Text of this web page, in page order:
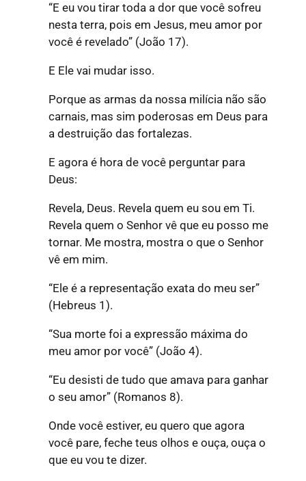
“E eu vou tirar toda a dor que você sofreu
nesta terra, pois em Jesus, meu amor por
você é revelado”(João 17).
E Ele vai mudar isso.
Porque as armas da nossa milícia não são
carnais, mas sim poderosas em Deus para
a destruição das fortalezas.
E agora é hora de você perguntar para
Deus:
Revela, Deus. Revela quem eu sou em Ti.
Revela quem o Senhor vê que eu posso me
tornar. Me mostra, mostra o que o Senhor
vê em mim.
“Ele é a representação exata do meu ser”
(Hebreus 1).
“Sua morte foi a expressão máxima do
meu amor por você”(João 4).
“Eu desisti de tudo que amava para ganhar
o seu amor”(Romanos 8).
Onde você estiver, eu quero que agora
você pare, feche teus olhos e ouça, ouça o
que eu vou te dizer.